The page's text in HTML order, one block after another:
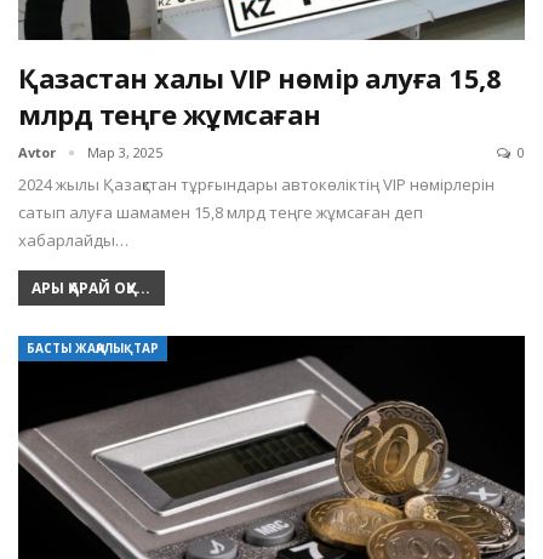
Қазақстан халқы VIP нөмір алуға 15,8
млрд теңге жұмсаған
Avtor Мар 3, 2025 0
2024 жылы Қазақстан тұрғындары автокөліктің VIP нөмірлерін
сатып алуға шамамен 15,8 млрд теңге жұмсаған деп
хабарлайды…
АРЫ ҚАРАЙ ОҚУ...
БАСТЫ ЖАҢАЛЫҚТАР